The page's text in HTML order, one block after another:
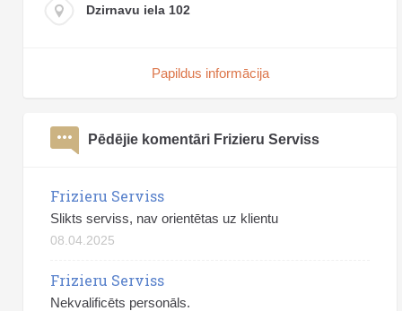
Dzirnavu iela 102
Papildus informācija
Pēdējie komentāri Frizieru Serviss
Frizieru Serviss
Slikts serviss, nav orientētas uz klientu
08.04.2025
Frizieru Serviss
Nekvalificēts personāls.